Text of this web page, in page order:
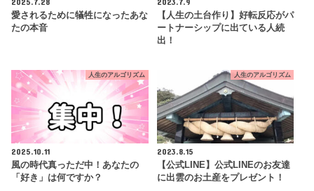
愛されるために犠牲になったあな
たの本音
【人生の土台作り】好転反応がパ
ートナーシップに出ている人続
出！
人生のアルゴリズム
2025.10.11
風の時代真っただ中！あなたの
「好き」は何ですか？
人生のアルゴリズム
2023.8.15
【公式LINE】公式LINEのお友達
に出雲のお土産をプレゼント！